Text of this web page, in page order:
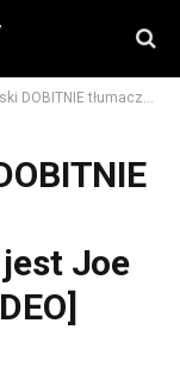
AFGANISTANIE. Kim jest Joe Biden i co mówi? [WIDEO]
jest Joe